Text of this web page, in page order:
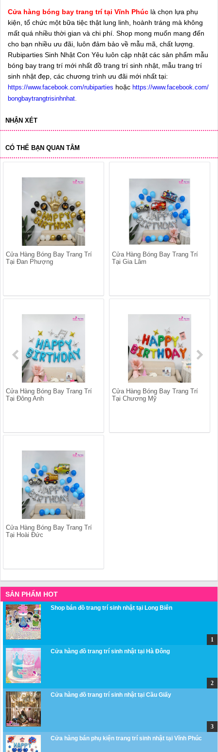
Cửa hàng bóng bay trang trí tại Vĩnh Phúc là chọn lựa phụ
kiện, tổ chức một bữa tiệc thật lung linh, hoành tráng mà không
mất quá nhiều thời gian và chi phí. Shop mong muốn mang đến
cho bạn nhiều ưu đãi, luôn đảm bảo về mẫu mã, chất lượng.
Rubiparties Sinh Nhật Con Yêu luôn cập nhật các sản phẩm mẫu
bóng bay trang trí mới nhất đồ trang trí sinh nhật, mẫu trang trí
sinh nhật đẹp, các chương trình ưu đãi mới nhất tại:
https://www.facebook.com/rubiparties hoặc https://www.facebook.com/
bongbaytrangtrisinhnhat.
NHẬN XÉT
CÓ THỂ BẠN QUAN TÂM
Cửa Hàng Bóng Bay Trang Trí
Tại Đan Phượng
Cửa Hàng Bóng Bay Trang Trí
Tại Gia Lâm
Cửa Hàng Bóng Bay Trang Trí
Tại Đông Anh
Cửa Hàng Bóng Bay Trang Trí
Tại Chương Mỹ
Cửa Hàng Bóng Bay Trang Trí
Tại Hoài Đức
SẢN PHẨM HOT
Shop bán đồ trang trí sinh nhật tại Long Biên
Cửa hàng đồ trang trí sinh nhật tại Hà Đông
Cửa hàng đồ trang trí sinh nhật tại Cầu Giấy
Cửa hàng bán phụ kiện trang trí sinh nhật tại Vĩnh Phúc